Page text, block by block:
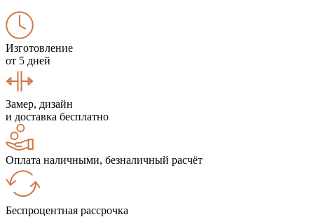
Изготовление
от 5 дней
Замер, дизайн
и доставка бесплатно
Оплата наличными, безналичный расчёт
Беспроцентная рассрочка